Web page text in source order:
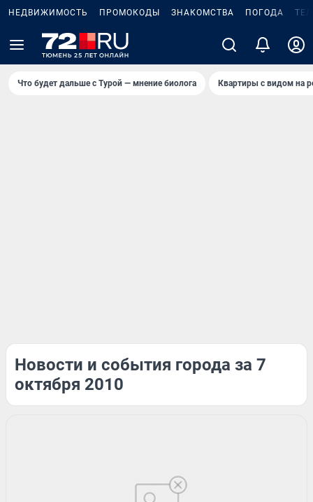
НЕДВИЖИМОСТЬ ПРОМОКОДЫ ЗНАКОМСТВА ПОГОДА
Что будет дальше с Турой — мнение биолога Квартиры с видом на
Новости и события города за 7
октября 2010